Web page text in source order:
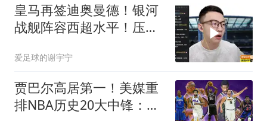
皇马再签迪奥曼德！银河
战舰阵容西超水平！压不
爱足球的谢宇宁
贾巴尔高居第一！美媒重
排NBA历史20大中锋：奥